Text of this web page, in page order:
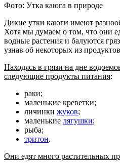
Фото: Утка каюга в природе
Дикие утки каюги имеют
Хотя мы думаем о том, что они
водные растения и балуются
узнав об некоторых из
Находясь в грязи на дне
следующие продукты питания:
раки;
маленькие креветки;
личинки жуков;
маленькие лягушки;
рыба;
тритон.
Они едят много растительных